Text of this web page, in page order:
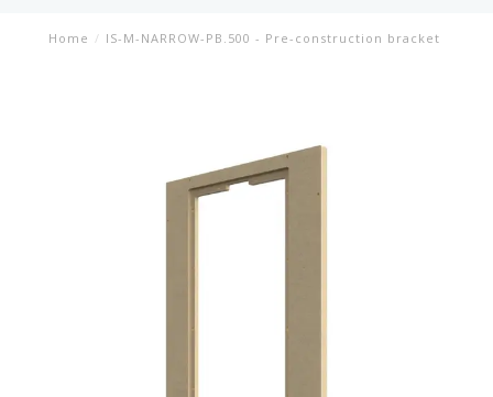
Home / IS-M-NARROW-PB.500 - Pre-construction bracket